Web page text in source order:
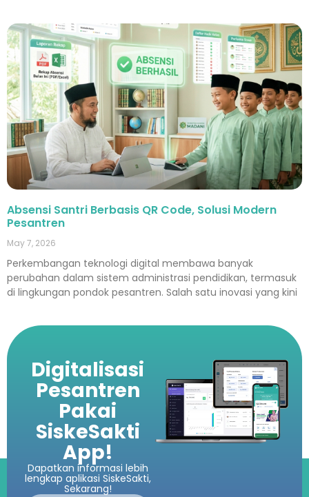
Absensi Santri Berbasis QR Code, Solusi Modern
Pesantren
May 7, 2026
Perkembangan teknologi digital membawa banyak
perubahan dalam sistem administrasi pendidikan, termasuk
di lingkungan pondok pesantren. Salah satu inovasi yang kini
Digitalisasi
Pesantren
Pakai
SiskeSakti
App!
Dapatkan informasi lebih
lengkap aplikasi SiskeSakti,
Sekarang!